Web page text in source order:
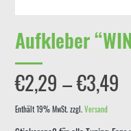
Aufkleber
€2,29 –€3,49
Enthält 19% MwSt. zzgl.Versand